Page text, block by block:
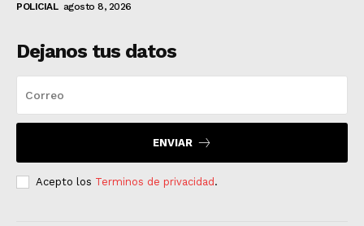
POLICIAL agosto 8, 2026
Dejanos tus datos
ENVIAR
Acepto los Terminos de privacidad .